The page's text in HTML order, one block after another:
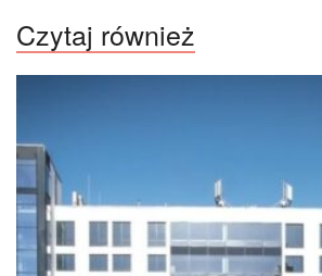
Czytaj również